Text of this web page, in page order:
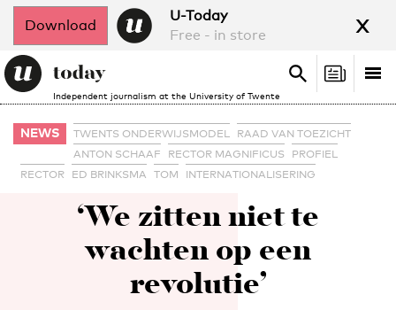
Download
U-Today
Free - in store
x
Independent journalism at the University of Twente
Search
Search
NEWS TWENTS ONDERWIJSMODEL
RAAD VAN TOEZICHT
ANTON SCHAAF
RECTOR MAGNIFICUS
PROFIEL
RECTOR
ED BRINKSMA TOM INTERNATIONALISERING
‘We zitten niet te
wachten op een
revolutie’